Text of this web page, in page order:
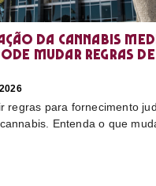
da cannabis
mudar regras
regras para fornecimento
Entenda o que